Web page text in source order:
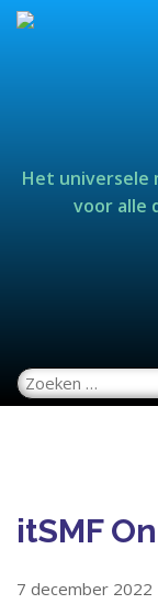
Het universele
voor alle
Zoeken naar:
itSMF
7 december 2022